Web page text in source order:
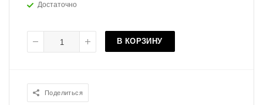
Достаточно
В КОРЗИНУ
Поделиться